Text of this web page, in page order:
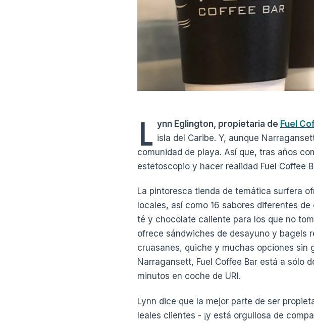
L ynn Eglington, propietaria de Fuel
isla del Caribe. Y, aunque
comunidad de playa. Así que, tras años
estetoscopio y hacer realidad Fuel Coffee
La pintoresca tienda de temática surfera
locales, así como 16 sabores diferentes
té y chocolate caliente para los que no
ofrece sándwiches de desayuno y bagels
cruasanes, quiche y muchas opciones sin
Narragansett, Fuel Coffee Bar está a sólo
minutos en coche de URI.
Lynn dice que la mejor parte de ser
leales clientes - ¡y está orgullosa de